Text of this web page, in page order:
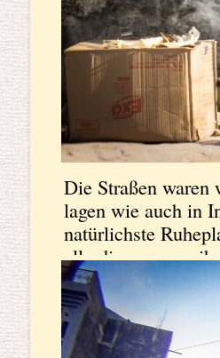
Die Straßen waren
lagen wie auch in
natürlichste
allerdings waren
irgendwie noch